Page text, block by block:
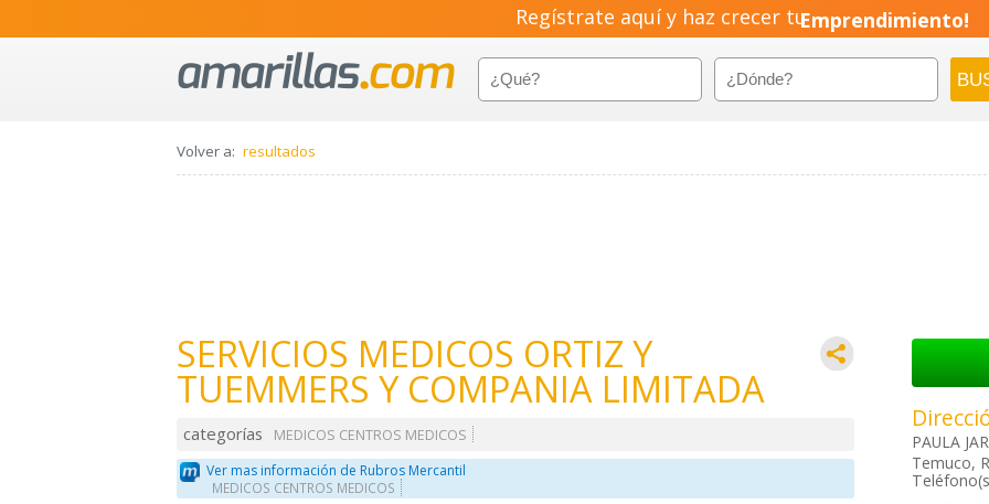
Regístrate aquí y haz crecer tuEmprendimiento!
Volver a: resultados
SERVICIOS MEDICOS ORTIZ Y
TUEMMERS Y COMPANIA LIMITADA
categorías
MEDICOS CENTROS MEDICOS
Ver mas información de Rubros Mercantil
MEDICOS CENTROS MEDICOS
PAULA
Temuco,